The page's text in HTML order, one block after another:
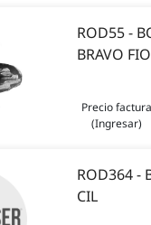
ROD55 -
BRAVO
Precio factura
(Ingresar)
ROD364 -
CIL